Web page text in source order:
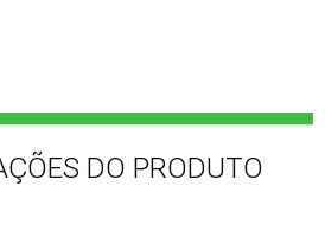
DO PRODUTO